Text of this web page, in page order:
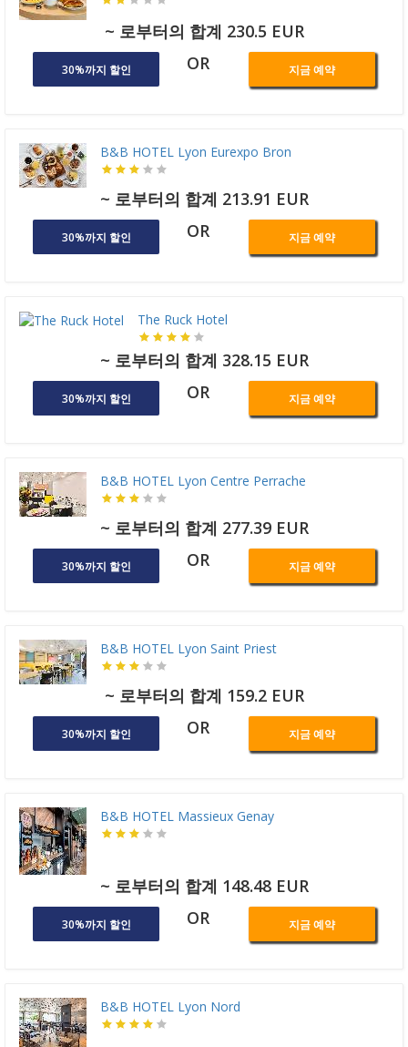
~ 로부터의 합계 230.5 EUR
30%까지 할인 OR 지금 예약
B&B HOTEL Lyon Eurexpo Bron
~ 로부터의 합계 213.91 EUR
30%까지 할인 OR 지금 예약
The Ruck Hotel
~ 로부터의 합계 328.15 EUR
30%까지 할인 OR 지금 예약
B&B HOTEL Lyon Centre Perrache
~ 로부터의 합계 277.39 EUR
30%까지 할인 OR 지금 예약
B&B HOTEL Lyon Saint Priest
~ 로부터의 합계 159.2 EUR
30%까지 할인 OR 지금 예약
B&B HOTEL Massieux Genay
~ 로부터의 합계 148.48 EUR
30%까지 할인 OR 지금 예약
B&B HOTEL Lyon Nord